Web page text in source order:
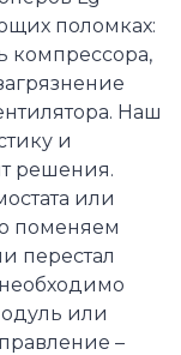
поломках:
компрессора,
Наш
и
решения.
или
поменяем
перестал
или
–